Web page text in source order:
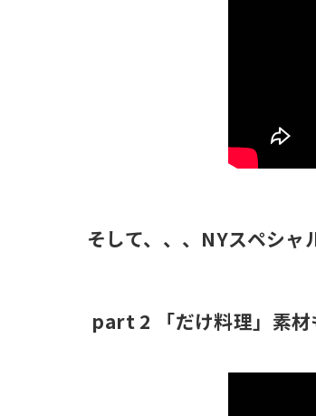
そして、、、NYスペシャ
part 2 「だけ料理」素材